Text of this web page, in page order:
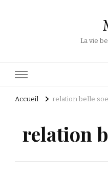
La vie
Accueil relation belle
relation